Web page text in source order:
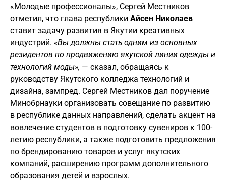
«Молодые профессионалы», Сергей Местников
отметил, что глава республики Айсен Николаев
ставит задачу развития в Якутии креативных
индустрий. «Вы должны стать одним из основных
резидентов по продвижению якутской линии одежды и
технологий моды», — сказал, обращаясь к
руководству Якутского колледжа технологий и
дизайна, зампред. Сергей Местников дал поручение
Минобрнауки организовать совещание по развитию
в республике данных направлений, сделать акцент на
вовлечение студентов в подготовку сувениров к 100-
летию республики, а также подготовить предложения
по брендированию товаров и услуг якутских
компаний, расширению программ дополнительного
образования детей и взрослых.